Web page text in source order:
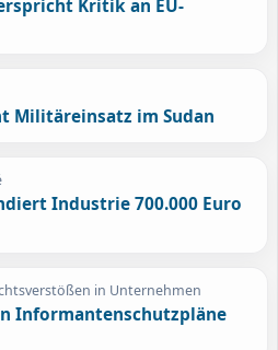
Kritik an EU-
Militäreinsatz im Sudan
Industrie 700.000 Euro
in Unternehmen
Informantenschutzpläne